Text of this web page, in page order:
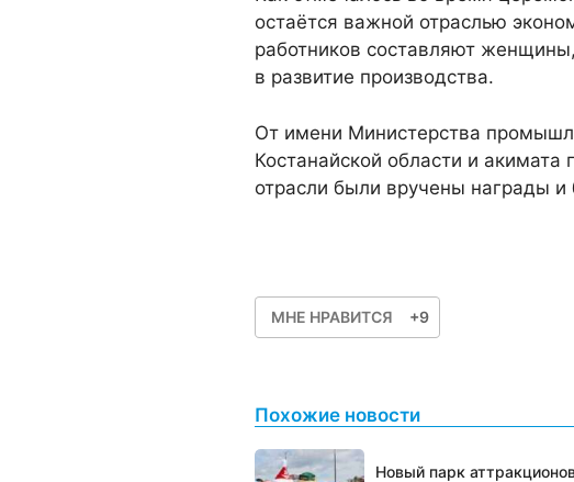
остаётся важной отраслью
работников составляют
в развитие производства.
От имени Министерства
Костанайской области и
отрасли были вручены награды
МНЕ НРАВИТСЯ +9
Похожие новости
Новый парк